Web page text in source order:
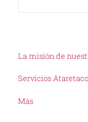
La misión de
Servicios Ataretaco
Más